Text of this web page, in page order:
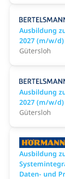
Ausbildung
2027 (m/w/d)
Gütersloh
Ausbildung
2027 (m/w/d)
Gütersloh
Ausbildung
Daten- und